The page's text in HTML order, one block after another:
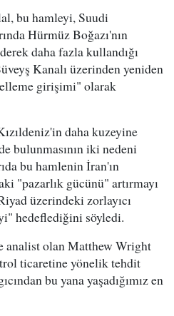
bu hamleyi, Suudi
Hürmüz Boğazı'nın
daha fazla kullandığı
Kanalı üzerinden yeniden
girişimi" olarak
daha kuzeyine
bulunmasının iki nedeni
bu hamlenin İran'ın
"pazarlık gücünü" artırmayı
üzerindeki zorlayıcı
hedeflediğini söyledi.
olan Matthew Wright
ticaretine yönelik tehdit
bu yana yaşadığımız en